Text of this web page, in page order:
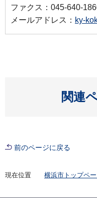
ファクス：045-640-
メールアドレス： ky-
関連
前のページに戻る
現在位置 横浜市トップペ